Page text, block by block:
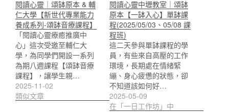
閱讀心靈｜頌缽原本 & 輔
仁大學【新世代專業能力
養成系列-頌缽音療課程】
「閱讀心靈療癒推廣中
心」這次受邀至輔仁大
學，為同學們開設一系列
為期八週課程【頌缽音療
課程】，讓學生親…
2025-11-02
類似文章
閱讀心靈中壢教室｜頌缽
原本【一缽入心】單缽課
程(2025/05/03、05/08 課
程班)
這二天參與單缽課程的學
員，有些來自高壓的工作
環境，長期處在情緒緊
繃、身心疲憊的狀態，卻
不知道該如何好…
2025-05-09
在「一日工作坊」中